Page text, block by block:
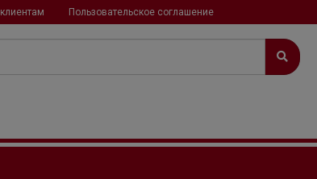
Пользовательское соглашение